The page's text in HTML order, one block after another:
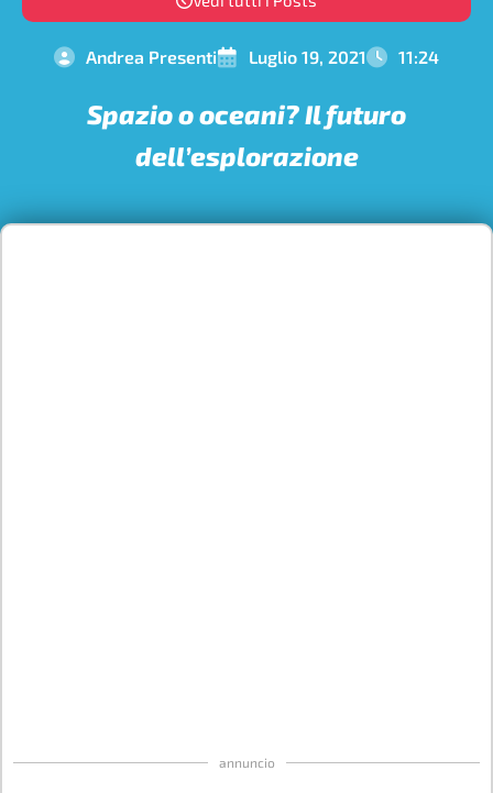
Andrea Presenti Luglio 19, 2021 11:24
Spazio o oceani? Il futuro
dell’esplorazione
annuncio